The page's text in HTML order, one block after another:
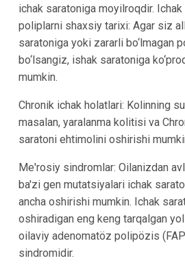
ichak saratoniga moyilroqdir.
poliplarni shaxsiy tarixi: Agar siz
saratoniga yoki zararli bo‘lmagan
bo‘lsangiz, ishak saratoniga
mumkin.
Chronik ichak holatlari: Kolinning
masalan, yaralanma kolitisi va
saratoni ehtimolini oshirishi
Me'rosiy sindromlar: Oilanizdan
ba'zi gen mutatsiyalari ichak
ancha oshirishi mumkin. Ichak
oshiradigan eng keng tarqalgan
oilaviy adenomatöz polipözis
sindromidir.